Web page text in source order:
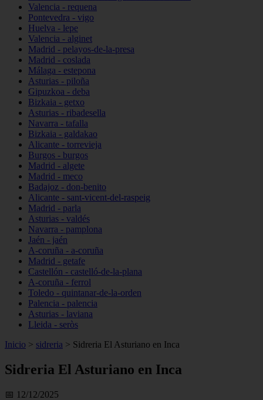
Valencia - requena
Pontevedra - vigo
Huelva - lepe
Valencia - alginet
Madrid - pelayos-de-la-presa
Madrid - coslada
Málaga - estepona
Asturias - piloña
Gipuzkoa - deba
Bizkaia - getxo
Asturias - ribadesella
Navarra - tafalla
Bizkaia - galdakao
Alicante - torrevieja
Burgos - burgos
Madrid - algete
Madrid - meco
Badajoz - don-benito
Alicante - sant-vicent-del-raspeig
Madrid - parla
Asturias - valdés
Navarra - pamplona
Jaén - jaén
A-coruña - a-coruña
Madrid - getafe
Castellón - castelló-de-la-plana
A-coruña - ferrol
Toledo - quintanar-de-la-orden
Palencia - palencia
Asturias - laviana
Lleida - seròs
Inicio > sidreria > Sidreria El Asturiano en Inca
Sidreria El Asturiano en Inca
📅 12/12/2025